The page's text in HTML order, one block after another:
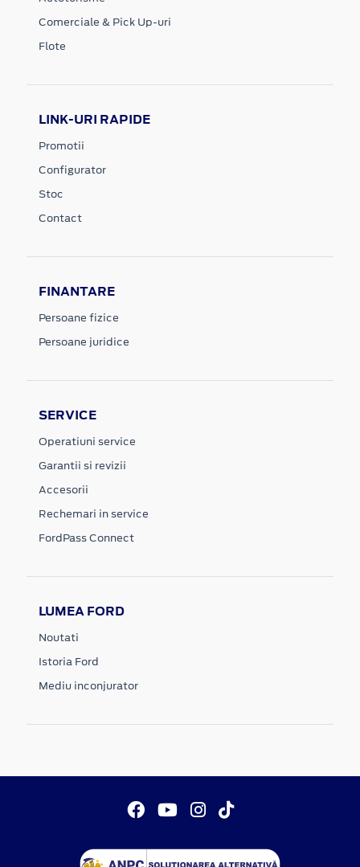
Comerciale & Pick Up-uri
Flote
LINK-URI RAPIDE
Promotii
Configurator
Stoc
Contact
FINANTARE
Persoane fizice
Persoane juridice
SERVICE
Operatiuni service
Garantii si revizii
Accesorii
Rechemari in service
FordPass Connect
LUMEA FORD
Noutati
Istoria Ford
Mediu inconjurator